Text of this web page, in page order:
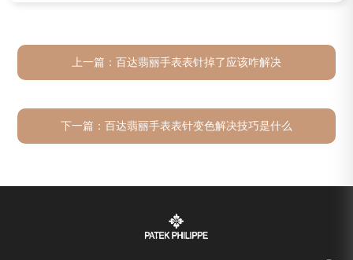
上一篇： 百达翡丽手表表针掉了应该咋解决
下一篇： 百达翡丽手表表针变色解决技巧是什么